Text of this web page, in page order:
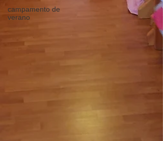
campamento de
verano